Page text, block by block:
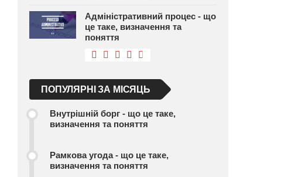
Адміністративний процес - що
це таке, визначення та
поняття
ПОПУЛЯРНІ ЗА МІСЯЦЬ
Внутрішній борг - що це таке,
визначення та поняття
Рамкова угода - що це таке,
визначення та поняття